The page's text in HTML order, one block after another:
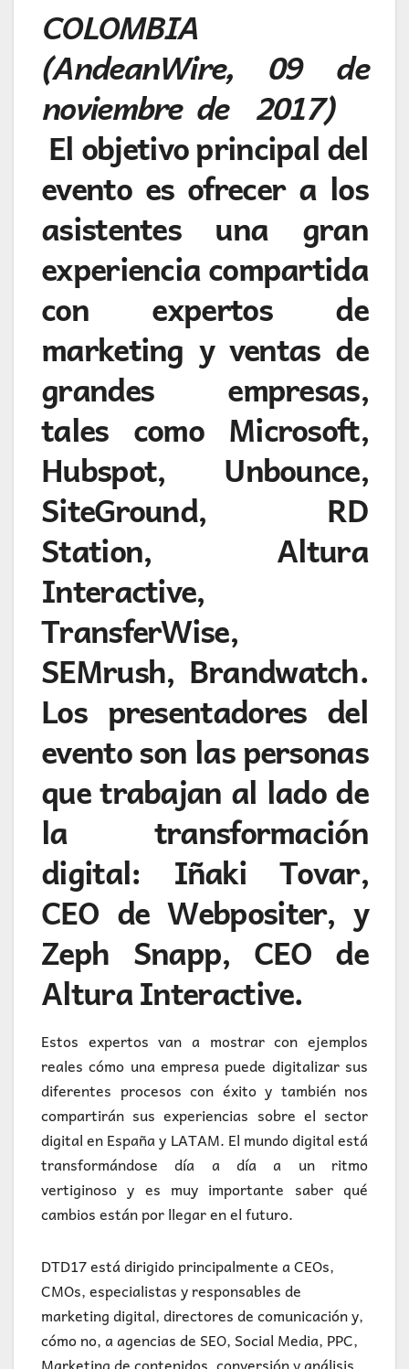
COLOMBIA
(AndeanWire, 09 de
noviembre de 2017)
El objetivo principal del
evento es ofrecer a los
asistentes una gran
experiencia compartida
con expertos de
marketing y ventas de
grandes empresas,
tales como Microsoft,
Hubspot, Unbounce,
SiteGround, RD
Station, Altura
Interactive,
TransferWise,
SEMrush, Brandwatch.
Los presentadores del
evento son las personas
que trabajan al lado de
la transformación
digital: Iñaki Tovar,
CEO de Webpositer, y
Zeph Snapp, CEO de
Altura Interactive.
Estos expertos van a mostrar con ejemplos
reales cómo una empresa puede digitalizar sus
diferentes procesos con éxito y también nos
compartirán sus experiencias sobre el sector
digital en España y LATAM. El mundo digital está
transformándose día a día a un ritmo
vertiginoso y es muy importante saber qué
cambios están por llegar en el futuro.
DTD17 está dirigido principalmente a CEOs,
CMOs, especialistas y responsables de
marketing digital, directores de comunicación y,
cómo no, a agencias de SEO, Social Media, PPC,